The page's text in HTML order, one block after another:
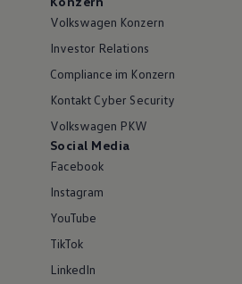
Volkswagen Konzern
Investor Relations
Compliance im Konzern
Kontakt Cyber Security
Volkswagen PKW
Social Media
Facebook
Instagram
YouTube
TikTok
LinkedIn